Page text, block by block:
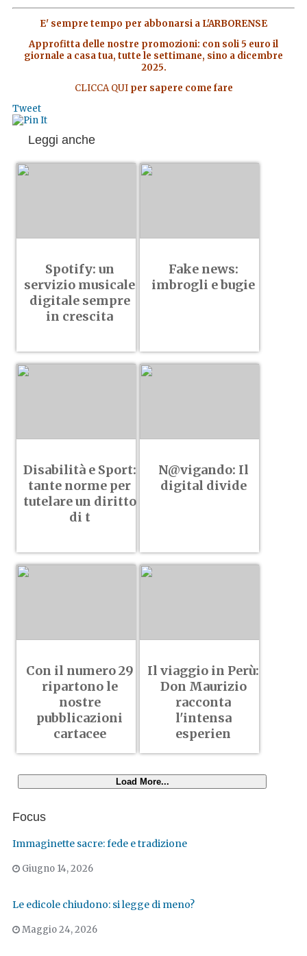
E' sempre tempo per abbonarsi a L'ARBORENSE
Approfitta delle nostre promozioni: con soli 5 euro il
giornale a casa tua, tutte le settimane, sino a dicembre
2025.
CLICCA QUIper sapere come fare
Tweet
Leggi anche
Spotify: un
servizio musicale
digitale sempre
in crescita
Fake news:
imbrogli e bugie
Disabilità e Sport:
tante norme per
tutelare un diritto
di t
N@vigando: Il
digital divide
Con il numero 29
ripartono le
nostre
pubblicazioni
cartacee
Il viaggio in Perù:
Don Maurizio
racconta
l'intensa
esperien
Load More...
Focus
Immaginette sacre: fede e tradizione
Giugno 14, 2026
Le edicole chiudono: si legge di meno?
Maggio 24, 2026